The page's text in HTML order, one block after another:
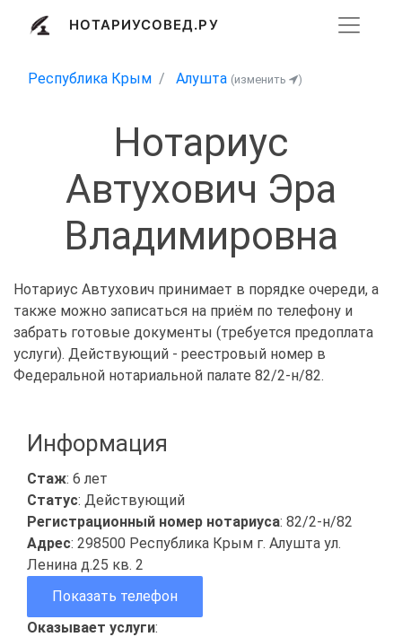
НОТАРИУСОВЕД.РУ
Республика Крым Алушта (изменить )
Нотариус
Автухович Эра
Владимировна
Нотариус Автухович принимает в порядке очереди, а
также можно записаться на приём по телефону и
забрать готовые документы (требуется предоплата
услуги). Действующий - реестровый номер в
Федеральной нотариальной палате 82/2-н/82.
Информация
Стаж: 6 лет
Статус: Действующий
Регистрационный номер нотариуса: 82/2-н/82
Адрес: 298500 Республика Крым г. Алушта ул.
Ленина д.25 кв. 2
Показать телефон
Оказывает услуги: